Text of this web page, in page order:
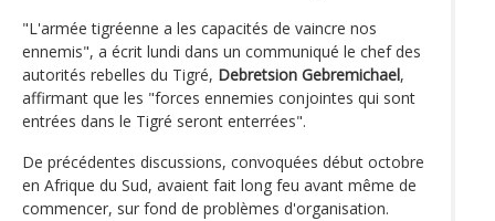
"L'armée tigréenne a les capacités de vaincre nos
ennemis", a écrit lundi dans un communiqué le chef des
autorités rebelles du Tigré, Debretsion Gebremichael,
affirmant que les "forces ennemies conjointes qui sont
entrées dans le Tigré seront enterrées".
De précédentes discussions, convoquées début octobre
en Afrique du Sud, avaient fait long feu avant même de
commencer, sur fond de problèmes d'organisation.